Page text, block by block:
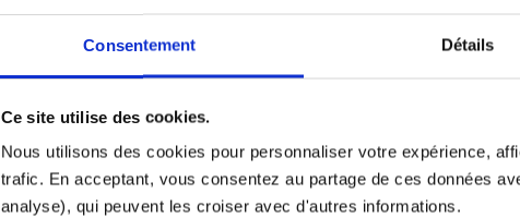
Consentement Détails
Ce site utilise des cookies.
Nous utilisons des cookies pour personnaliser votre expérience,
trafic. En acceptant, vous consentez au partage de ces données
analyse), qui peuvent les croiser avec d'autres informations.